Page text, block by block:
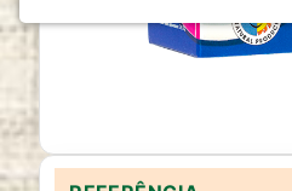
Cookies necessários
Cookie Consent